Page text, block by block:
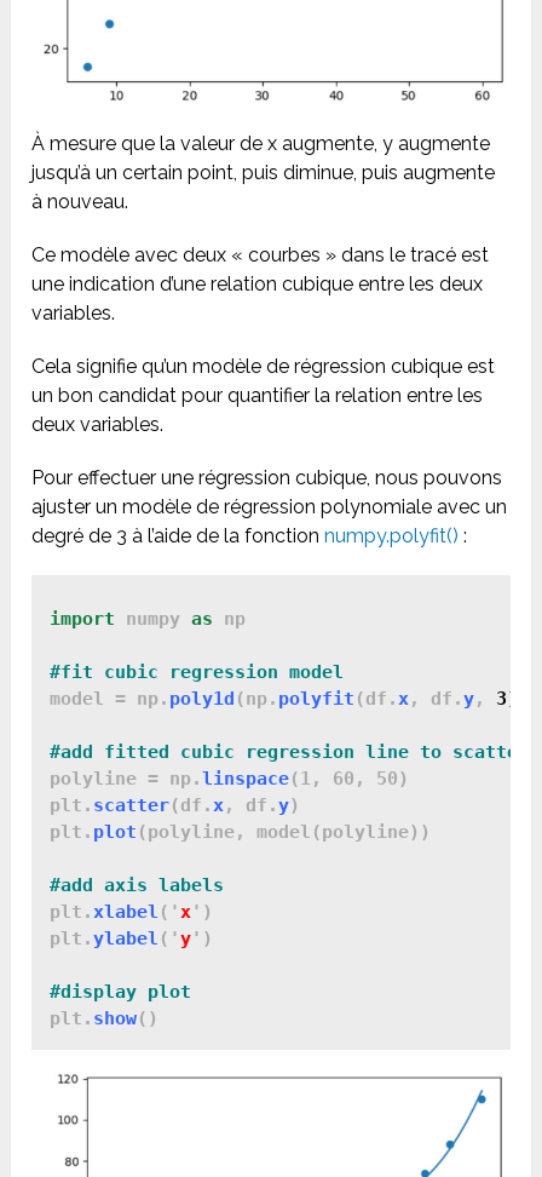
À mesure que la valeur de x augmente, y augmente
jusqu’à un certain point, puis diminue, puis augmente
à nouveau.
Ce modèle avec deux « courbes » dans le tracé est
une indication d’une relation cubique entre les deux
variables.
Cela signifie qu’un modèle de régression cubique est
un bon candidat pour quantifier la relation entre les
deux variables.
Pour effectuer une régression cubique, nous pouvons
ajuster un modèle de régression polynomiale avec un
degré de 3 à l’aide de lafonction numpy.polyfit() :
import numpy as np
model = np. poly1d (np. polyfit (df.x, df.y, 3))
polyline = np.linspace(1, 60, 50)
plt. scatter(df.x, df.y)
plt. plot (polyline, model(polyline))
plt.xlabel ('x')
plt.ylabel ('y')
plt. show()